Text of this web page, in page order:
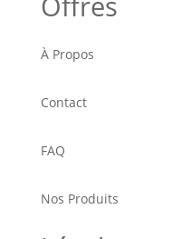
À Propos
Contact
FAQ
Nos Produits